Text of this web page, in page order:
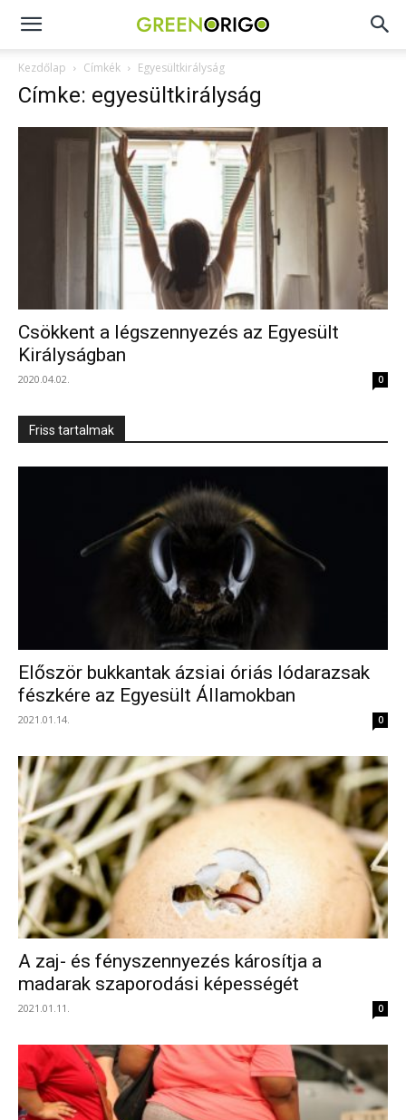
Green
Origo
Kezdőlap Címkék Egyesültkirályság
Címke: egyesültkirályság
Csökkent a légszennyezés az Egyesült
Királyságban
2020.04.02. 0
Friss tartalmak
Először bukkantak ázsiai óriás lódarazsak
fészkére az Egyesült Államokban
2021.01.14. 0
A zaj- és fényszennyezés károsítja a
madarak szaporodási képességét
2021.01.11. 0